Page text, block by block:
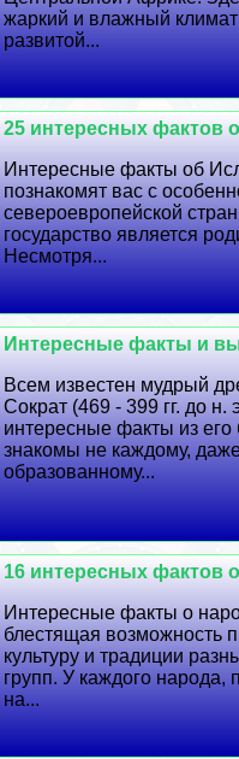
жаркий и влажный
развитой...
25 интересных фактов
Интересные факты об
познакомят вас с
североевропейской
государство является
Несмотря...
Интересные факты и
Всем известен мудрый
Сократ (469 - 399 гг. до н.
интересные факты из его
знакомы не каждому,
образованному...
16 интересных фактов
Интересные факты о
блестящая возможность
культуру и традиции
групп. У каждого
на...